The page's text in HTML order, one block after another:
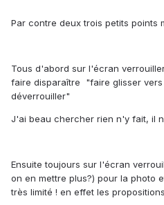
Par contre deux trois petits points
Tous d'abord sur l'écran
faire disparaître "faire glisser
déverrouiller"
J'ai beau chercher rien n'y fait, il
Ensuite toujours sur l'écran
on en mettre plus?) pour la photo
très limité ! en effet les